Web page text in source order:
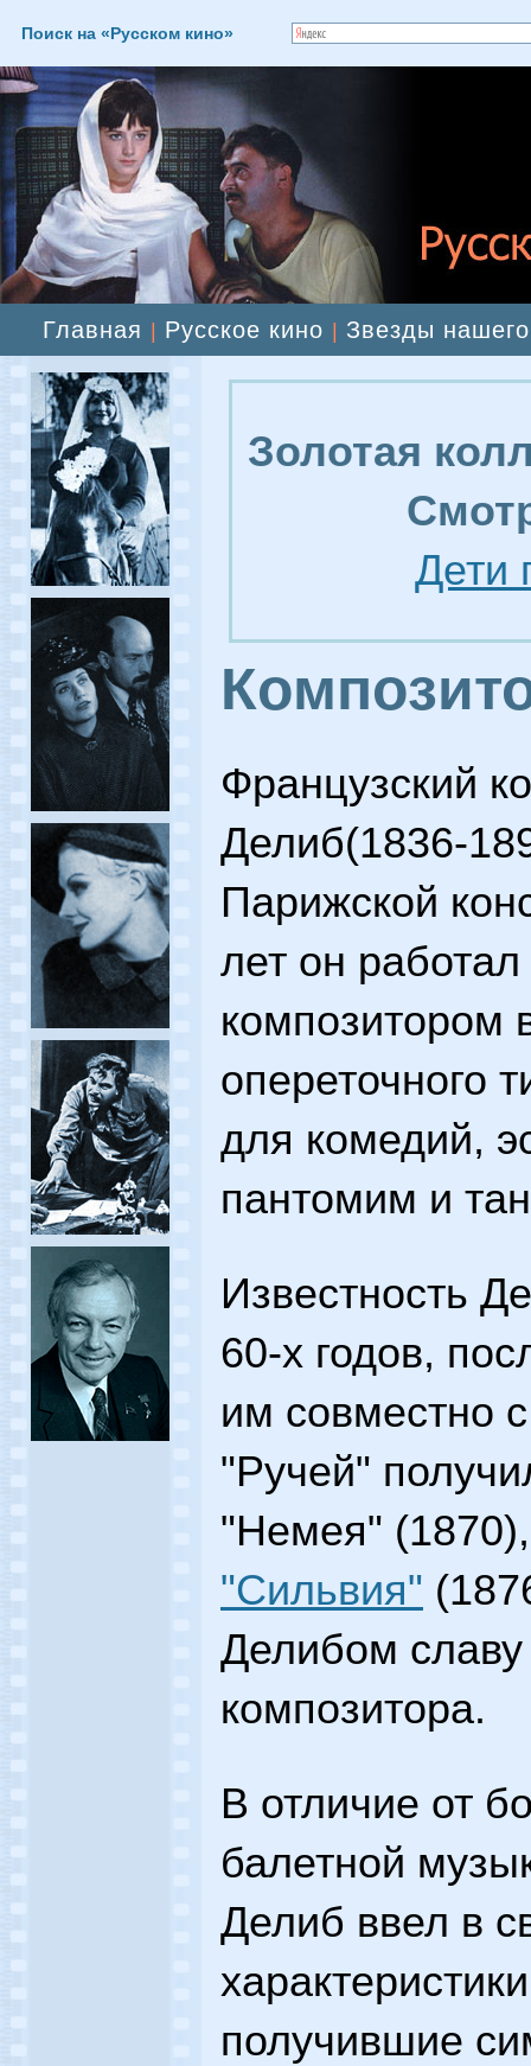
Поиск на «Русском кино»
Главная Русское кино Звезды
Золотая
Дети
Французский
Делиб(1836-
Парижской
лет он
композитором
опереточного
для комедий,
пантомим и
Известность
60-х годов,
им совместно
"Ручей"
"Немея"
"Сильвия"
Делибом славу
композитора.
В отличие от
балетной
Делиб ввел в
получившие